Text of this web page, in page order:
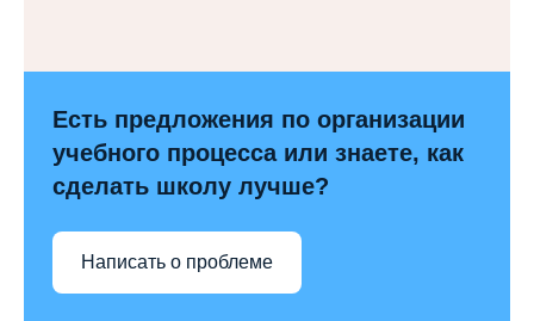
Есть предложения по организации
учебного процесса или знаете, как
сделать школу лучше?
Написать о проблеме